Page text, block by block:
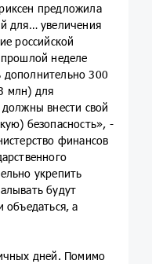
предложила
для… увеличения
российской
неделе
300
млн) для
внести свой
безопасность», -
финансов
укрепить
будут
объедаться, а
дней. Помимо